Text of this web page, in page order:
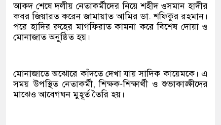
আকদ শেষে দলীয় নেতাকর্মীদের নিয়ে শহীদ ওসমান হাদীর
কবর জিয়ারত করেন জামায়াত আমির ডা. শফিকুর রহমান।
পরে হাদির রুহের মাগফিরাত কামনা করে বিশেষ দোয়া ও
মোনাজাত অনুষ্ঠিত হয়।
মোনাজাতে অঝোরে কাঁদতে দেখা যায় সাদিক কায়েমকে। এ
সময় উপস্থিত নেতাকর্মী, শিক্ষক-শিক্ষার্থী ও শুভাকাঙ্ক্ষীদের
মাঝেও আবেগঘন মুহূর্ত তৈরি হয়।